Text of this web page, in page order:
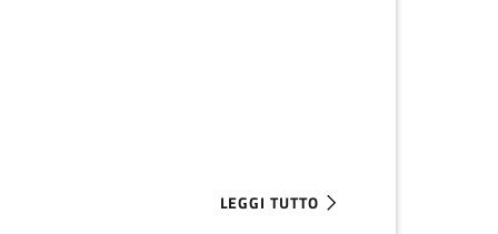
ROMAGNA IN SILICON VALLEY: SEGUI GLI
LEGGI TUTTO
ABOUT ECCO I NOMI DEI 10